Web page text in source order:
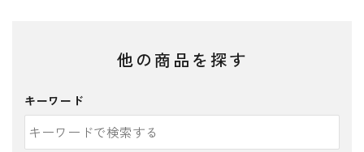
他の商品を探す
キーワード